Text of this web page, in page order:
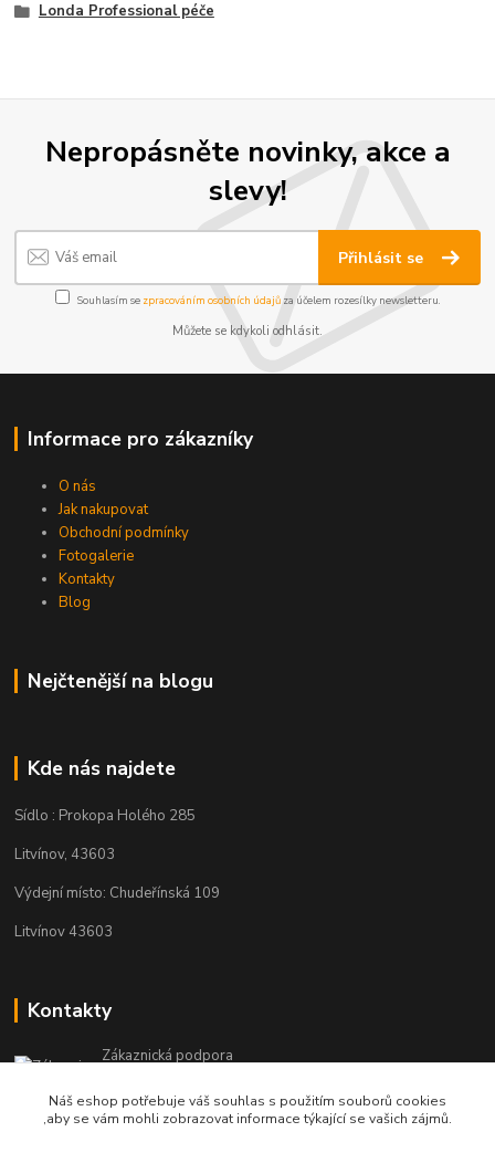
Londa Professional péče
Nepropásněte novinky, akce a
slevy!
Přihlásit se
Souhlasím se zpracováním osobních údajůza účelem rozesílky newsletteru.
Můžete se kdykoli odhlásit.
Informace pro zákazníky
O nás
Jak nakupovat
Obchodní podmínky
Fotogalerie
Kontakty
Blog
Nejčtenější na blogu
Kde nás najdete
Sídlo : Prokopa Holého 285
Litvínov, 43603
Výdejní místo: Chudeřínská 109
Litvínov 43603
Kontakty
Zákaznická podpora
(Po-Pá, 8-16 hod.)
Náš eshop potřebuje váš souhlas s použitím souborů cookies
,aby se vám mohli zobrazovat informace týkající se vašich zájmů.